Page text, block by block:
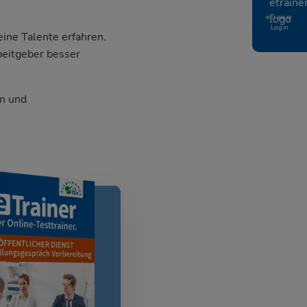
eTrainer
Login
Talente erfahren.
besser
und